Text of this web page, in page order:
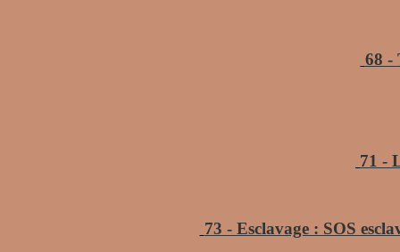
68 -
71 -
73 - Esclavage : SOS